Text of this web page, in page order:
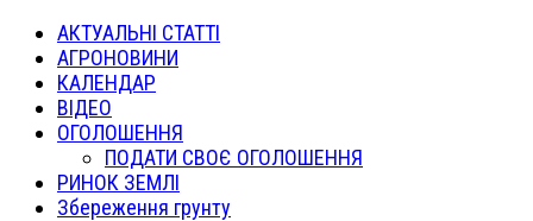
АКТУАЛЬНІ СТАТТІ
АГРОНОВИНИ
КАЛЕНДАР
ВІДЕО
ОГОЛОШЕННЯ
ПОДАТИ СВОЄ ОГОЛОШЕННЯ
РИНОК ЗЕМЛІ
Збереження грунту